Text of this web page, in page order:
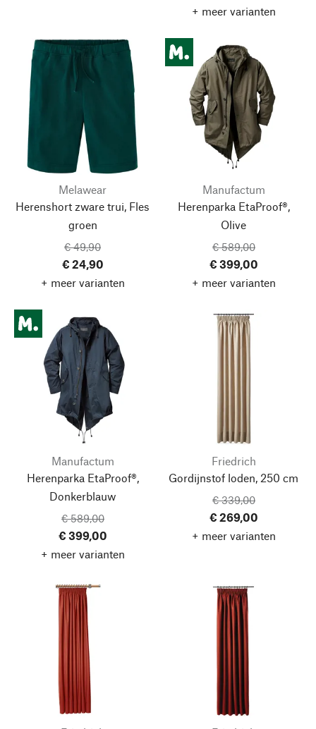
+ meer varianten
Melawear
Herenshort zware trui, Fles
groen
€ 49,90
€ 24,90
+ meer varianten
Manufactum
Herenparka EtaProof®,
Olive
€ 589,00
€ 399,00
+ meer varianten
Manufactum
Herenparka EtaProof®,
Donkerblauw
€ 589,00
€ 399,00
+ meer varianten
Friedrich
Gordijnstof loden, 250 cm
€ 339,00
€ 269,00
+ meer varianten